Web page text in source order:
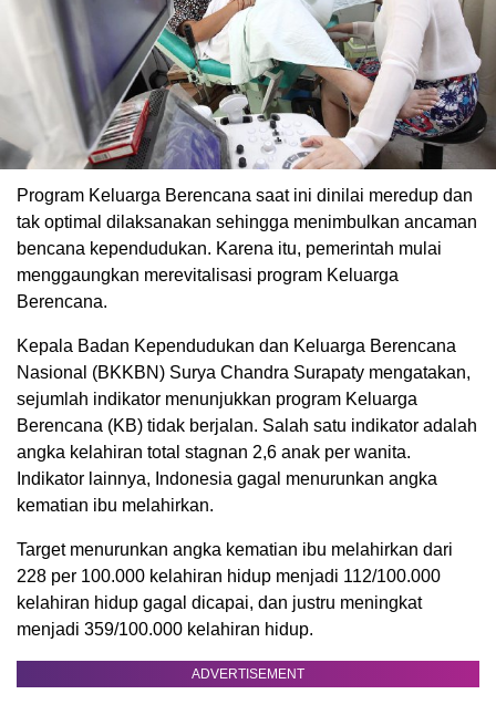
Program Keluarga Berencana saat ini dinilai meredup dan
tak optimal dilaksanakan sehingga menimbulkan ancaman
bencana kependudukan. Karena itu, pemerintah mulai
menggaungkan merevitalisasi program Keluarga
Berencana.
Kepala Badan Kependudukan dan Keluarga Berencana
Nasional (BKKBN) Surya Chandra Surapaty mengatakan,
sejumlah indikator menunjukkan program Keluarga
Berencana (KB) tidak berjalan. Salah satu indikator adalah
angka kelahiran total stagnan 2,6 anak per wanita.
Indikator lainnya, Indonesia gagal menurunkan angka
kematian ibu melahirkan.
Target menurunkan angka kematian ibu melahirkan dari
228 per 100.000 kelahiran hidup menjadi 112/100.000
kelahiran hidup gagal dicapai, dan justru meningkat
menjadi 359/100.000 kelahiran hidup.
ADVERTISEMENT